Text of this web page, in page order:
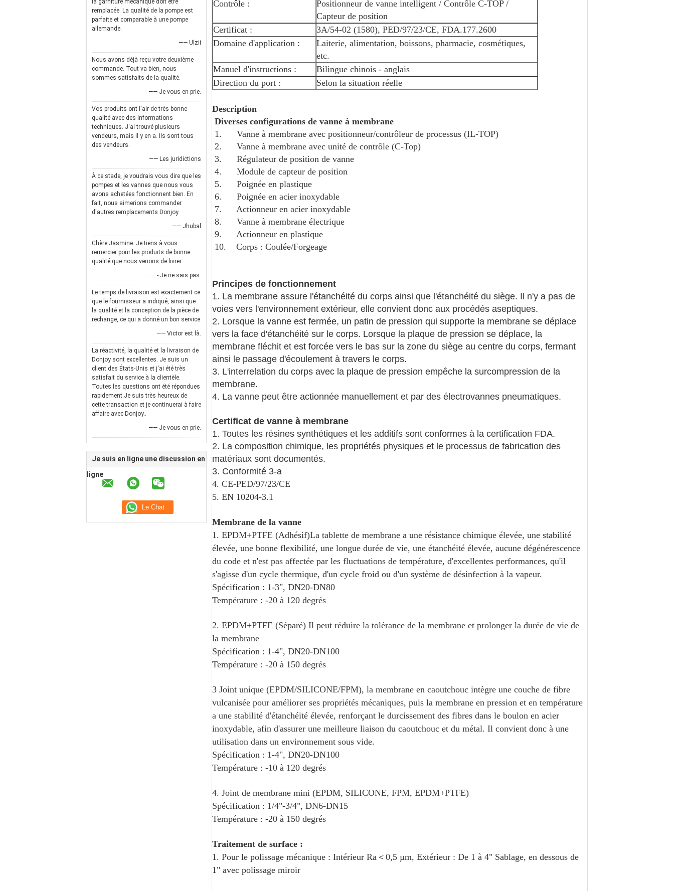
la garniture mécanique doit être
remplacée. La qualité de la pompe est
parfaite et comparable à une pompe
allemande.
—— Ulzii
Nous avons déjà reçu votre deuxième
commande. Tout va bien, nous
sommes satisfaits de la qualité.
—— Je vous en prie.
Vos produits ont l'air de très bonne
qualité avec des informations
techniques. J'ai trouvé plusieurs
vendeurs, mais il y en a. Ils sont tous
des vendeurs.
—— Les juridictions
À ce stade, je voudrais vous dire que les
pompes et les vannes que nous vous
avons achetées fonctionnent bien. En
fait, nous aimerions commander
d'autres remplacements Donjoy.
—— Jhubal
Chère Jasmine. Je tiens à vous
remercier pour les produits de bonne
qualité que nous venons de livrer.
—— - Je ne sais pas.
Le temps de livraison est exactement ce
que le fournisseur a indiqué, ainsi que
la qualité et la conception de la pièce de
rechange, ce qui a donné un bon service
—— Victor est là.
La réactivité, la qualité et la livraison de
Donjoy sont excellentes. Je suis un
client des États-Unis et j'ai été très
satisfait du service à la clientèle.
Toutes les questions ont été répondues
rapidement.Je suis très heureux de
cette transaction et je continuerai à faire
affaire avec Donjoy..
—— Je vous en prie.
Je suis en ligne une discussion en
ligne
Contrôle :
Positionneur de vanne intelligent / Contrôle C-TOP /
Capteur de position
Certificat :
3A/54-02 (1580), PED/97/23/CE, FDA.177.2600
Domaine d'application :
Laiterie, alimentation, boissons, pharmacie, cosmétiques,
etc.
Manuel d'instructions :
Bilingue chinois - anglais
Direction du port :
Selon la situation réelle
Description
Diverses configurations de vanne à membrane
1. Vanne à membrane avec positionneur/contrôleur de processus (IL-TOP)
2. Vanne à membrane avec unité de contrôle (C-Top)
3. Régulateur de position de vanne
4. Module de capteur de position
5. Poignée en plastique
6. Poignée en acier inoxydable
7. Actionneur en acier inoxydable
8. Vanne à membrane électrique
9. Actionneur en plastique
10. Corps : Coulée/Forgeage
Principes de fonctionnement
1. La membrane assure l'étanchéité du corps ainsi que l'étanchéité du siège. Il n'y a pas de
voies vers l'environnement extérieur, elle convient donc aux procédés aseptiques.
2. Lorsque la vanne est fermée, un patin de pression qui supporte la membrane se déplace
vers la face d'étanchéité sur le corps. Lorsque la plaque de pression se déplace, la
membrane fléchit et est forcée vers le bas sur la zone du siège au centre du corps, fermant
ainsi le passage d'écoulement à travers le corps.
3. L'interrelation du corps avec la plaque de pression empêche la surcompression de la
membrane.
4. La vanne peut être actionnée manuellement et par des électrovannes pneumatiques.
Certificat de vanne à membrane
1. Toutes les résines synthétiques et les additifs sont conformes à la certification FDA.
2. La composition chimique, les propriétés physiques et le processus de fabrication des
matériaux sont documentés.
3. Conformité 3-a
4. CE-PED/97/23/CE
5. EN 10204-3.1
Membrane de la vanne
1. EPDM+PTFE (Adhésif)La tablette de membrane a une résistance chimique élevée, une stabilité
élevée, une bonne flexibilité, une longue durée de vie, une étanchéité élevée, aucune dégénérescence
du code et n'est pas affectée par les fluctuations de température, d'excellentes performances, qu'il
s'agisse d'un cycle thermique, d'un cycle froid ou d'un système de désinfection à la vapeur.
Spécification : 1-3", DN20-DN80
Température : -20 à 120 degrés
2. EPDM+PTFE (Séparé) Il peut réduire la tolérance de la membrane et prolonger la durée de vie de
la membrane
Spécification : 1-4", DN20-DN100
Température : -20 à 150 degrés
3 Joint unique (EPDM/SILICONE/FPM), la membrane en caoutchouc intègre une couche de fibre
vulcanisée pour améliorer ses propriétés mécaniques, puis la membrane en pression et en température
a une stabilité d'étanchéité élevée, renforçant le durcissement des fibres dans le boulon en acier
inoxydable, afin d'assurer une meilleure liaison du caoutchouc et du métal. Il convient donc à une
utilisation dans un environnement sous vide.
Spécification : 1-4", DN20-DN100
Température : -10 à 120 degrés
4. Joint de membrane mini (EPDM, SILICONE, FPM, EPDM+PTFE)
Spécification : 1/4"-3/4", DN6-DN15
Température : -20 à 150 degrés
Traitement de surface :
1. Pour le polissage mécanique : Intérieur Ra＜0,5 µm, Extérieur : De 1 à 4" Sablage, en dessous de
1" avec polissage miroir